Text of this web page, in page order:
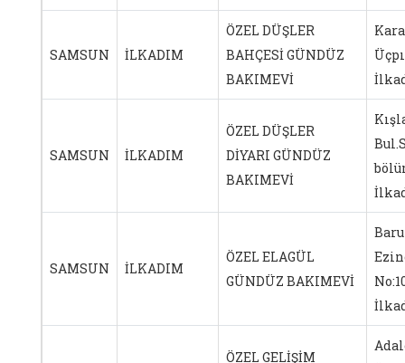
SAMSUN İLKADIM
ÖZEL DÜŞLER
BAHÇESİ GÜNDÜZ
BAKIMEVİ
SAMSUN İLKADIM
ÖZEL DÜŞLER
DİYARI GÜNDÜZ
BAKIMEVİ
SAMSUN İLKADIM
ÖZEL ELAGÜL
GÜNDÜZ BAKIMEVİ
ÖZEL GELİŞİM